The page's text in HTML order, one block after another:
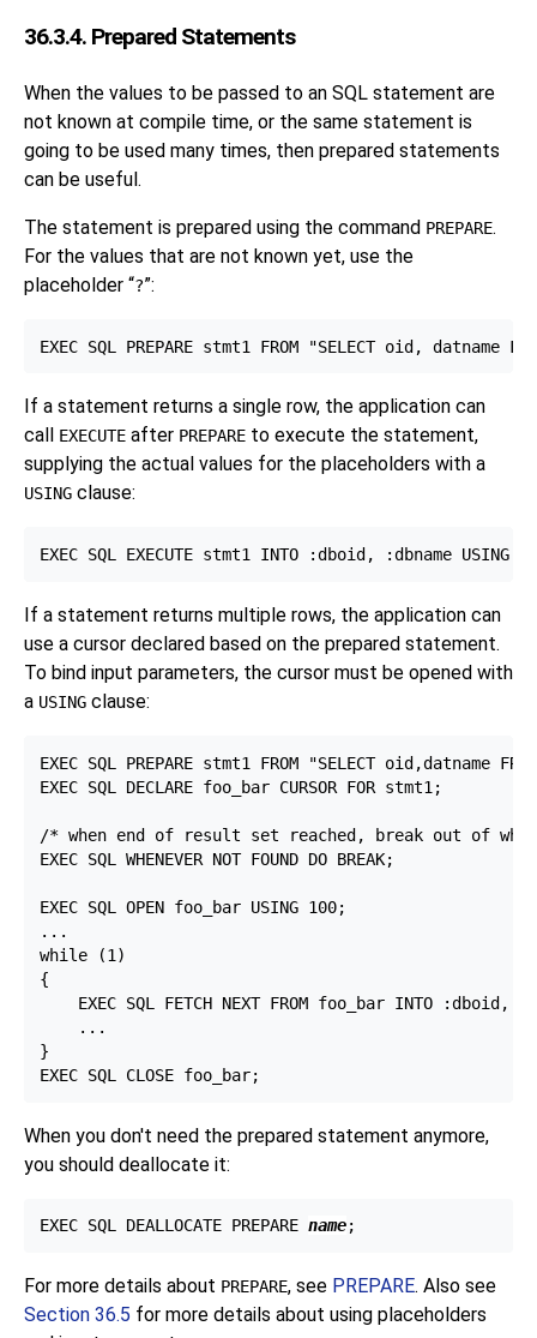
36.3.4. Prepared Statements
When the values to be passed to an SQL statement are
not known at compile time, or the same statement is
going to be used many times, then prepared statements
can be useful.
The statement is prepared using the command PREPARE.
For the values that are not known yet, use the
placeholder “?”:
If a statement returns a single row, the application can
call
EXECUTE after PREPARE to execute the statement,
supplying the actual values for the placeholders with a
USING clause:
If a statement returns multiple rows, the application can
use a cursor declared based on the prepared statement.
To bind input parameters, the cursor must be opened with
a USING clause:
EXEC SQL PREPARE stmt1 FROM "SELECT oid,datname
EXEC SQL DECLARE foo_bar CURSOR FOR stmt1;
/* when end of result set reached, break out of
EXEC SQL WHENEVER NOT FOUND DO BREAK;
EXEC SQL OPEN foo_bar USING 100;
...
while (1)
{
EXEC SQL FETCH NEXT FROM foo_bar INTO :dboid,
    ...
}
When you don't need the prepared statement anymore,
you should deallocate it:
EXEC SQL DEALLOCATE PREPARE name
For more details about PREPARE, see PREPARE. Also see
Section 36.5 for more details about using placeholders